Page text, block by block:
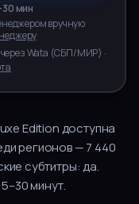
мин
вручную
Wata (СБП/МИР) ·
Editionдоступна
регионов — 7 440
субтитры:да.
5–30минут.